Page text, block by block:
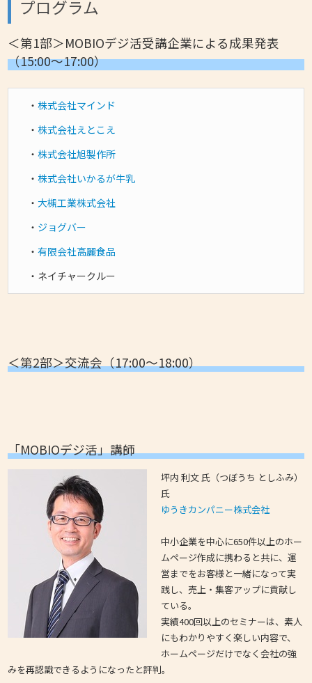
プログラム
＜第1部＞MOBIOデジ活受講企業による成果発表
（15:00～17:00）
・株式会社マインド
・株式会社えとこえ
・株式会社旭製作所
・株式会社いかるが牛乳
・大槻工業株式会社
・ ジョグバー
・有限会社高麗食品
・ネイチャークルー
＜第2部＞交流会（17:00～18:00）
「MOBIOデジ活」講師
坪内 利文 氏（つぼうち としふみ）
氏
ゆうきカンパニー株式会社
中小企業を中心に650件以上のホー
ムページ作成に携わると共に、運
営までをお客様と一緒になって実
践し、売上・集客アップに貢献し
ている。
実績400回以上のセミナーは、素人
にもわかりやすく楽しい内容で、
ホームページだけでなく会社の強
みを再認識できるようになったと評判。